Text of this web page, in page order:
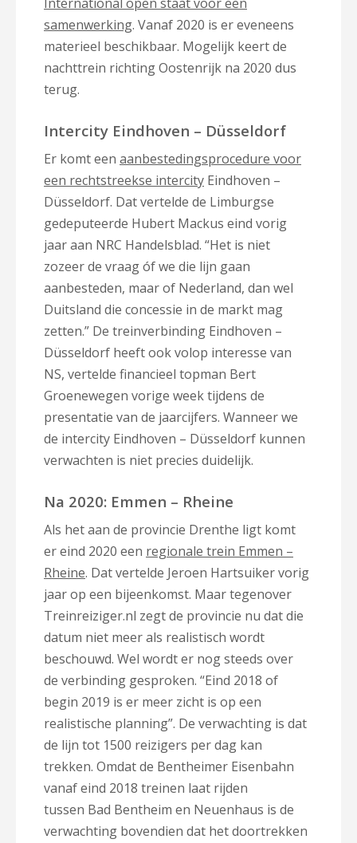
samenwerking. Vanaf 2020 is er eveneens
materieel beschikbaar. Mogelijk keert de
nachttrein richting Oostenrijk na 2020 dus
terug.
Intercity Eindhoven – Düsseldorf
Er komt een aanbestedingsprocedure voor
een rechtstreekse intercity Eindhoven –
Düsseldorf. Dat vertelde de Limburgse
gedeputeerde Hubert Mackus eind vorig
jaar aan NRC Handelsblad. “Het is niet
zozeer de vraag óf we die lijn gaan
aanbesteden, maar of Nederland, dan wel
Duitsland die concessie in de markt mag
zetten.” De treinverbinding Eindhoven –
Düsseldorf heeft ook volop interesse van
NS, vertelde financieel topman Bert
Groenewegen vorige week tijdens de
presentatie van de jaarcijfers. Wanneer we
de intercity Eindhoven – Düsseldorf kunnen
verwachten is niet precies duidelijk.
Na 2020: Emmen – Rheine
Als het aan de provincie Drenthe ligt komt
er eind 2020 een regionale trein Emmen –
Rheine. Dat vertelde Jeroen Hartsuiker vorig
jaar op een bijeenkomst. Maar tegenover
Treinreiziger.nl zegt de provincie nu dat die
datum niet meer als realistisch wordt
beschouwd. Wel wordt er nog steeds over
de verbinding gesproken. “Eind 2018 of
begin 2019 is er meer zicht is op een
realistische planning”. De verwachting is dat
de lijn tot 1500 reizigers per dag kan
trekken. Omdat de Bentheimer Eisenbahn
vanaf eind 2018 treinen laat rijden
tussen Bad Bentheim en Neuenhaus is de
verwachting bovendien dat het doortrekken